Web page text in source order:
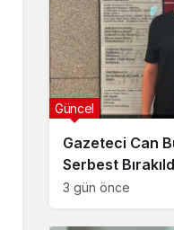
Gazeteci Can
Serbest
Engeli Getirildi
3 gün önce
Güncel